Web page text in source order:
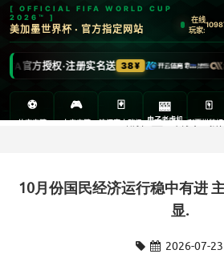
新闻中心
当前位置：首页>新
10月份国民经济运行稳中有进
显.
2026-07-23